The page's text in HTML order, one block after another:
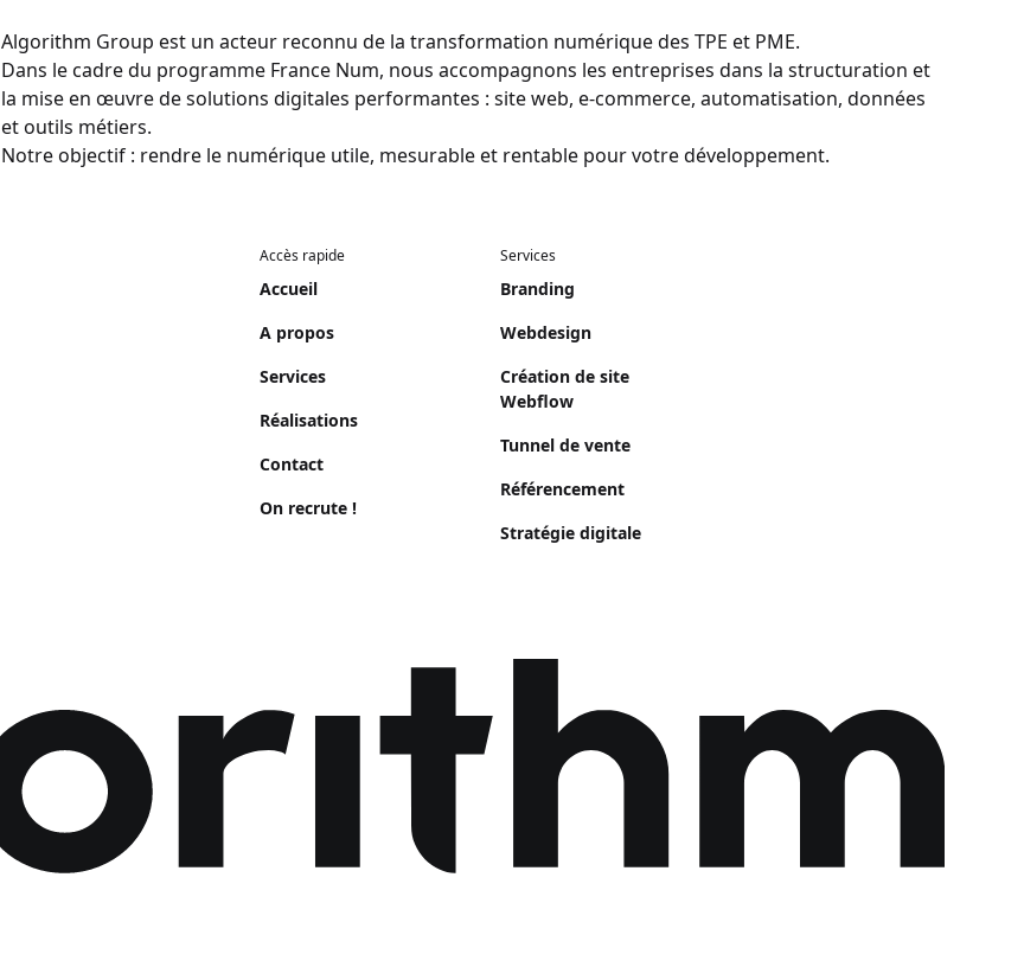
Algorithm Group est un acteur reconnu de la transformation numérique des TPE et PME.
Dans le cadre du programme France Num, nous accompagnons les entreprises dans la structuration et
la mise en œuvre de solutions digitales performantes : site web, e-commerce, automatisation, données
et outils métiers.
Notre objectif : rendre le numérique utile, mesurable et rentable pour votre développement.
Accès rapide
Accueil
A propos
Services
Réalisations
Contact
On recrute !
Services
Branding
Webdesign
Création de site
Webflow
Tunnel de vente
Référencement
Stratégie digitale